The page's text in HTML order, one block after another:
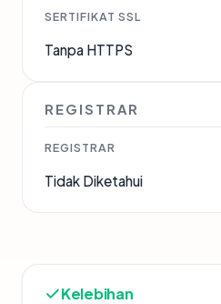
SERTIFIKAT SSL
Tanpa HTTPS
REGISTRAR
REGISTRAR
Tidak Diketahui
Kelebihan